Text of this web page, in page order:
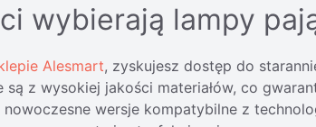
wybierają lampy
Alesmart, zyskujesz dostęp do
są z wysokiej jakości materiałów, co
wersje kompatybilne z